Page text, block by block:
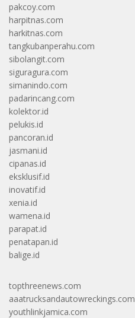
pakcoy.com
harpitnas.com
harkitnas.com
tangkubanperahu.com
sibolangit.com
siguragura.com
simanindo.com
padarincang.com
kolektor.id
pelukis.id
pancoran.id
jasmani.id
cipanas.id
eksklusif.id
inovatif.id
xenia.id
wamena.id
parapat.id
penatapan.id
balige.id
topthreenews.com
aaatrucksandautowreckings.com
youthlinkjamica.com